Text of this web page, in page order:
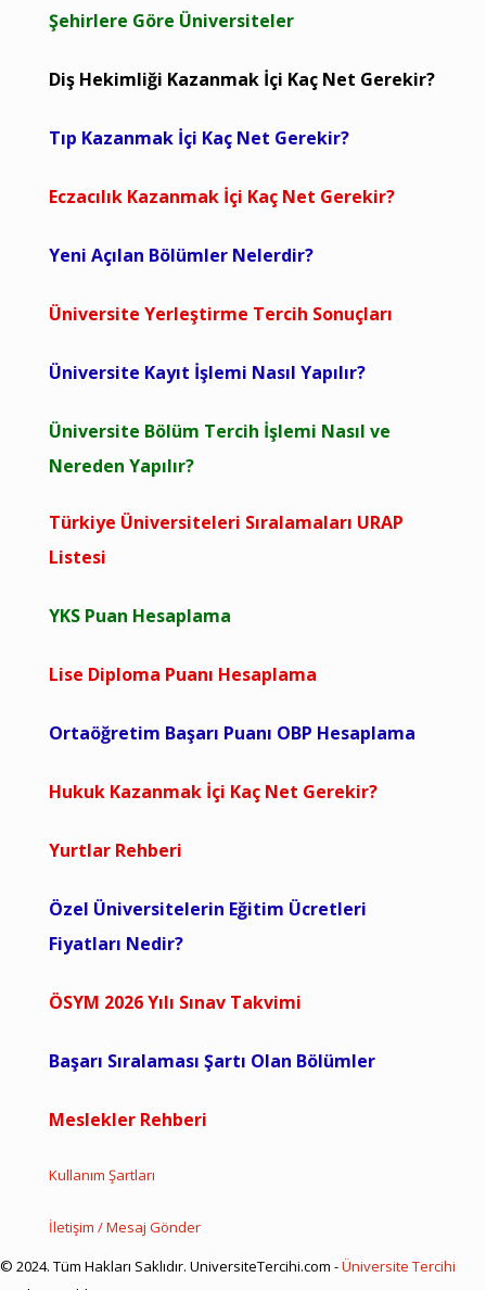
Şehirlere Göre Üniversiteler
Diş Hekimliği Kazanmak İçi Kaç Net Gerekir?
Tıp Kazanmak İçi Kaç Net Gerekir?
Eczacılık Kazanmak İçi Kaç Net Gerekir?
Yeni Açılan Bölümler Nelerdir?
Üniversite Yerleştirme Tercih Sonuçları
Üniversite Kayıt İşlemi Nasıl Yapılır?
Üniversite Bölüm Tercih İşlemi Nasıl ve
Nereden Yapılır?
Türkiye Üniversiteleri Sıralamaları URAP
Listesi
YKS Puan Hesaplama
Lise Diploma Puanı Hesaplama
Ortaöğretim Başarı Puanı OBP Hesaplama
Hukuk Kazanmak İçi Kaç Net Gerekir?
Yurtlar Rehberi
Özel Üniversitelerin Eğitim Ücretleri
Fiyatları Nedir?
ÖSYM 2026 Yılı Sınav Takvimi
Başarı Sıralaması Şartı Olan Bölümler
Meslekler Rehberi
Kullanım Şartları
İletişim / Mesaj Gönder
© 2024. Tüm Hakları Saklıdır. UniversiteTercihi.com -Üniversite Tercihi